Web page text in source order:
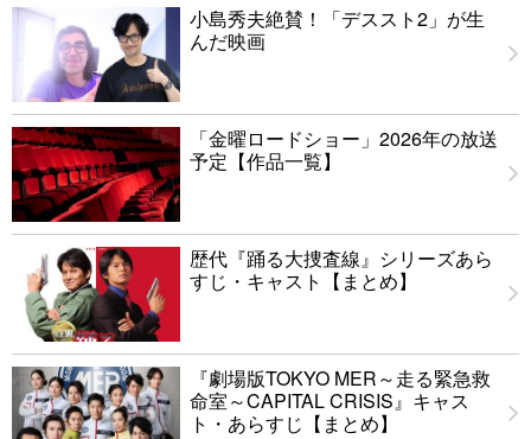
小島秀夫絶賛！「デススト2」が生
んだ映画
「金曜ロードショー」2026年の放送
予定【作品一覧】
歴代『踊る大捜査線』シリーズあら
すじ・キャスト【まとめ】
『劇場版TOKYO MER～走る緊急救
命室～CAPITAL CRISIS』キャス
ト・あらすじ【まとめ】